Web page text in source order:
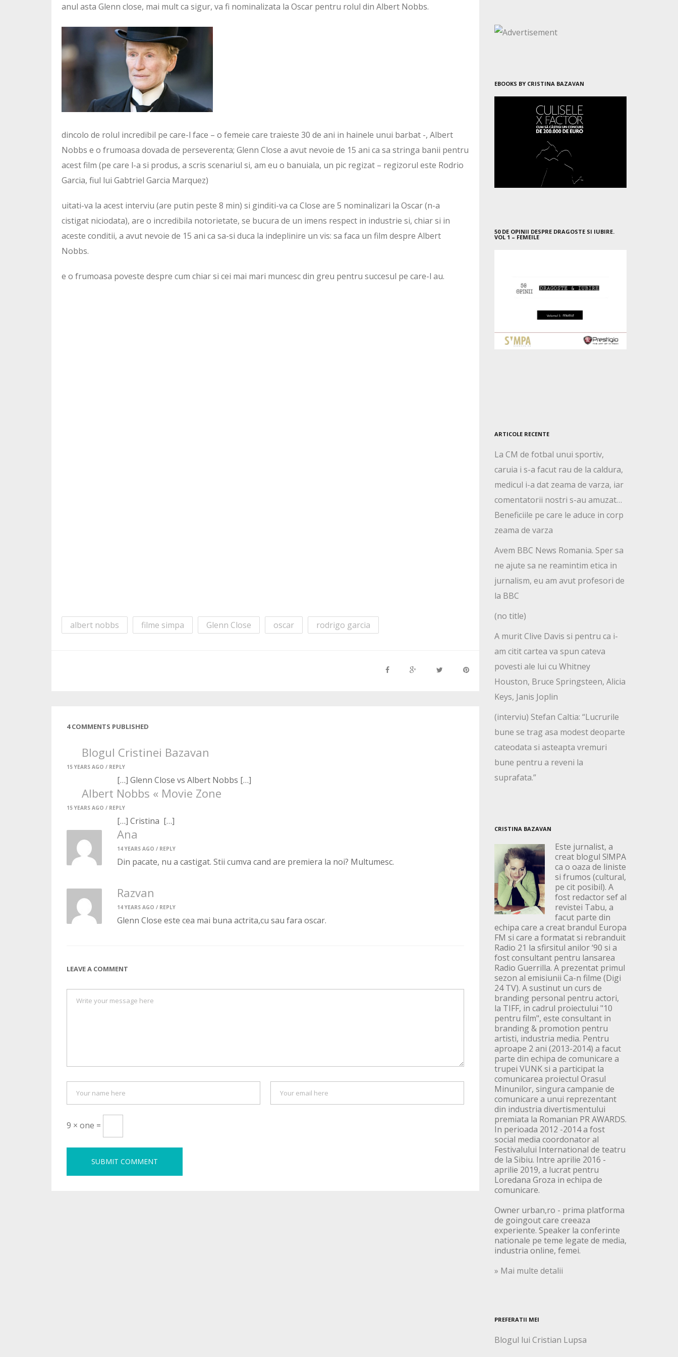
anul asta Glenn close, mai mult ca sigur, va fi nominalizata la Oscar pentru rolul din Albert Nobbs.
dincolo de rolul incredibil pe care-l face – o femeie care traieste 30 de ani in hainele unui barbat -, Albert
Nobbs e o frumoasa dovada de perseverenta; Glenn Close a avut nevoie de 15 ani ca sa stringa banii pentru
acest film (pe care l-a si produs, a scris scenariul si, am eu o banuiala, un pic regizat – regizorul este Rodrio
Garcia, fiul lui Gabtriel Garcia Marquez)
uitati-va la acest interviu (are putin peste 8 min) si ginditi-va ca Close are 5 nominalizari la Oscar (n-a
cistigat niciodata), are o incredibila notorietate, se bucura de un imens respect in industrie si, chiar si in
aceste conditii, a avut nevoie de 15 ani ca sa-si duca la indeplinire un vis: sa faca un film despre Albert
Nobbs.
e o frumoasa poveste despre cum chiar si cei mai mari muncesc din greu pentru succesul pe care-l au.
albert nobbs filme simpa Glenn Close oscar rodrigo garcia
4 COMMENTS PUBLISHED
Blogul Cristinei Bazavan
15 YEARS AGO / REPLY
[…] Glenn Close vs Albert Nobbs […]
Albert Nobbs « Movie Zone
15 YEARS AGO / REPLY
[…] Cristina […]
Ana
14 YEARS AGO / REPLY
Din pacate, nu a castigat. Stii cumva cand are premiera la noi? Multumesc.
Razvan
14 YEARS AGO / REPLY
Glenn Close este cea mai buna actrita,cu sau fara oscar.
LEAVE A COMMENT
9 × one =
EBOOKS BY CRISTINA BAZAVAN
50 DE OPINII DESPRE DRAGOSTE SI IUBIRE.
VOL 1 – FEMEILE
ARTICOLE RECENTE
La CM de fotbal unui sportiv,
caruia i s-a facut rau de la caldura,
medicul i-a dat zeama de varza, iar
comentatorii nostri s-au amuzat…
Beneficiile pe care le aduce in corp
zeama de varza
Avem BBC News Romania. Sper sa
ne ajute sa ne reamintim etica in
jurnalism, eu am avut profesori de
la BBC
(no title)
A murit Clive Davis si pentru ca i-
am citit cartea va spun cateva
povesti ale lui cu Whitney
Houston, Bruce Springsteen, Alicia
Keys, Janis Joplin
(interviu) Stefan Caltia: “Lucrurile
bune se trag asa modest deoparte
cateodata si asteapta vremuri
bune pentru a reveni la
suprafata.”
CRISTINA BAZAVAN
Este jurnalist, a
creat blogul S!MPA
ca o oaza de liniste
si frumos (cultural,
pe cit posibil). A
fost redactor sef al
revistei Tabu, a
facut parte din
echipa care a creat brandul Europa
FM si care a formatat si rebranduit
Radio 21 la sfirsitul anilor ‘90 si a
fost consultant pentru lansarea
Radio Guerrilla. A prezentat primul
sezon al emisiunii Ca-n filme (Digi
24 TV). A sustinut un curs de
branding personal pentru actori,
la TIFF, in cadrul proiectului "10
pentru film", este consultant in
branding & promotion pentru
artisti, industria media. Pentru
aproape 2 ani (2013-2014) a facut
parte din echipa de comunicare a
trupei VUNK si a participat la
comunicarea proiectul Orasul
Minunilor, singura campanie de
comunicare a unui reprezentant
din industria divertismentului
premiata la Romanian PR AWARDS.
In perioada 2012 -2014 a fost
social media coordonator al
Festivalului International de teatru
de la Sibiu. Intre aprilie 2016 -
aprilie 2019, a lucrat pentru
Loredana Groza in echipa de
comunicare.
Owner urban,ro - prima platforma
de goingout care creeaza
experiente. Speaker la conferinte
nationale pe teme legate de media,
industria online, femei.
» Mai multe detalii
PREFERATII MEI
Blogul lui Cristian Lupsa